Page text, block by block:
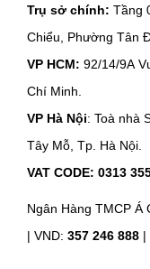
Trụ sở chính: Tầng
Chiểu, Phường Tân
VP HCM: 92/14/9A
Chí Minh.
VP Hà Nội: Toà nhà
Tây Mỗ, Tp. Hà Nội.
VAT CODE: 0313
Ngân Hàng TMCP Á
| VND: 357 246 888 |